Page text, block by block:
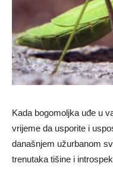
Kada bogomoljka uđe u
vrijeme da usporite i
današnjem užurbanom
trenutaka tišine i